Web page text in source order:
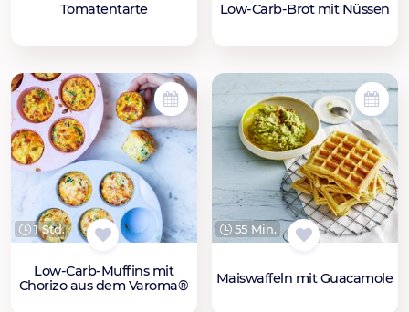
Tomatentarte Low-Carb-Brot mit Nüssen
1 Std.
Low-Carb-Muffins mit
Chorizo aus dem Varoma®
55 Min.
Maiswaffeln mit Guacamole